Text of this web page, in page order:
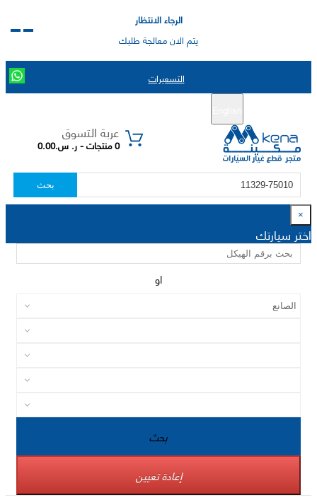
الرجاء الانتظار
يتم الان معالجة طلبك
التسعيرات
عربة التسوق
0 منتجات - ر. س.0.00
بحث
×
اختر سيارتك
او
بحث
إعادة تعيين